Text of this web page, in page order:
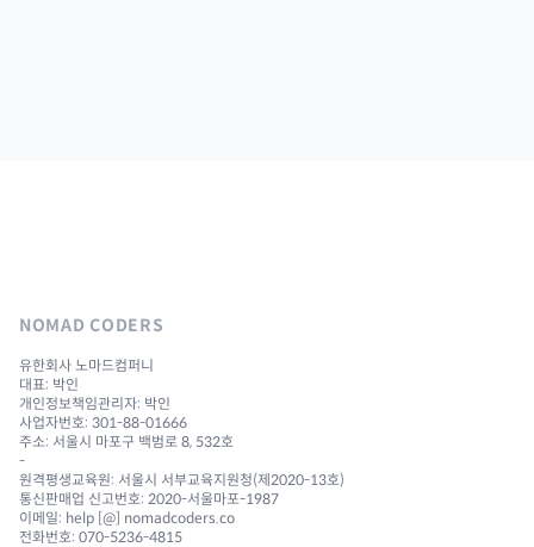
NOMAD CODERS
유한회사 노마드컴퍼니
대표: 박인
개인정보책임관리자: 박인
사업자번호: 301-88-01666
주소: 서울시 마포구 백범로 8, 532호
-
원격평생교육원: 서울시 서부교육지원청(제2020-13호)
통신판매업 신고번호: 2020-서울마포-1987
이메일: help [@] nomadcoders.co
전화번호: 070-5236-4815